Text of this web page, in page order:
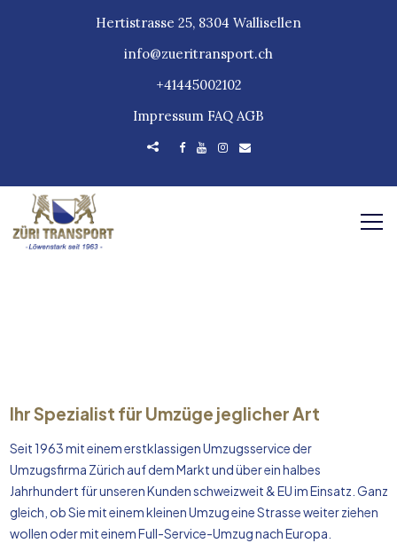
Hertistrasse 25, 8304 Wallisellen
info@zueritransport.ch
+41445002102
Impressum FAQ AGB
Ihr Spezialist für Umzüge jeglicher Art
Seit 1963 mit einem erstklassigen Umzugsservice der
Umzugsfirma Zürich auf dem Markt und über ein halbes
Jahrhundert für unseren Kunden schweizweit & EU im Einsatz. Ganz
gleich, ob Sie mit einem kleinen Umzug eine Strasse weiter ziehen
wollen oder mit einem Full-Service-Umzug nachEuropa